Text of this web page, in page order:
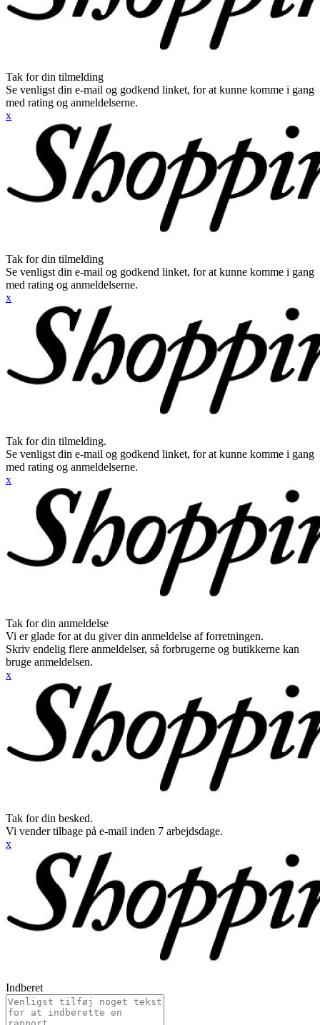
Tak for din tilmelding
Se venligst din e-mail og godkend linket, for at kunne komme i gang
med rating og anmeldelserne.
x
Tak for din tilmelding
Se venligst din e-mail og godkend linket, for at kunne komme i gang
med rating og anmeldelserne.
x
Tak for din tilmelding.
Se venligst din e-mail og godkend linket, for at kunne komme i gang
med rating og anmeldelserne.
x
Tak for din anmeldelse
Vi er glade for at du giver din anmeldelse af forretningen.
Skriv endelig flere anmeldelser, så forbrugerne og butikkerne kan
bruge anmeldelsen.
x
Tak for din besked.
Vi vender tilbage på e-mail inden 7 arbejdsdage.
x
Indberet